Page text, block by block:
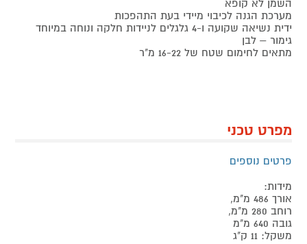
השמן לא קופא
מערכת הגנה לכיבוי מיידי בעת התהפכות
ידית נשיאה שקועה ו-4 גלגלים לניידות חלקה ונוחה במיוחד
גימור – לבן
מתאים לחימום שטח של 16-22 מ"ר
מפרט טכני
פרטים נוספים
מידות:
אורך 486 מ"מ,
רוחב 280 מ"מ,
גובה 640 מ"מ
משקל: 11 ק"ג